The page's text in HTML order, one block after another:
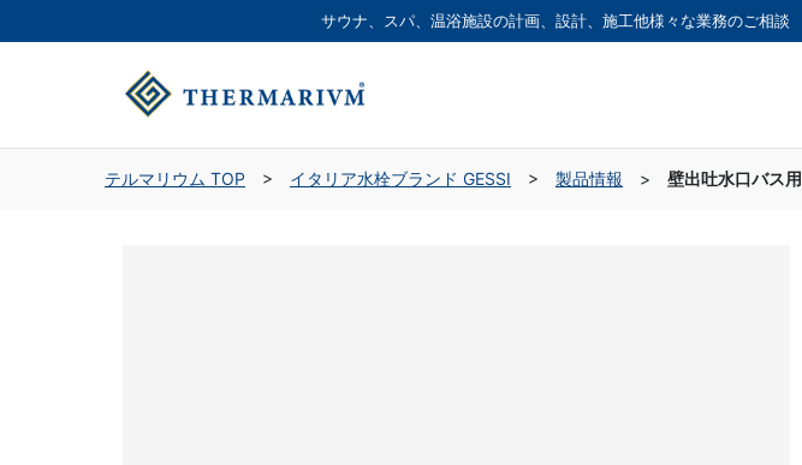
サウナ、スパ、温浴施設の計画、設計、施工他様々な業務のご相談
テルマリウム TOP > イタリア水栓ブランド GESSI > 製品情報 > 壁出吐水口バス用